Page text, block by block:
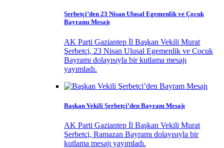
Şerbetçi’den 23 Nisan Ulusal Egemenlik ve Çocuk
Bayramı Mesajı
AK Parti Gaziantep İl Başkan Vekili Murat
Şerbetçi, 23 Nisan Ulusal Egemenlik ve Çocuk
Bayramı dolayısıyla bir kutlama mesajı
yayımladı.
Başkan Vekili Şerbetçi’den Bayram Mesajı
AK Parti Gaziantep İl Başkan Vekili Murat
Şerbetçi, Ramazan Bayramı dolayısıyla bir
kutlama mesajı yayımladı.